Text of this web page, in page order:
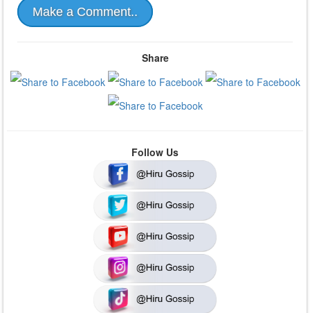
Make a Comment..
Share
Follow Us